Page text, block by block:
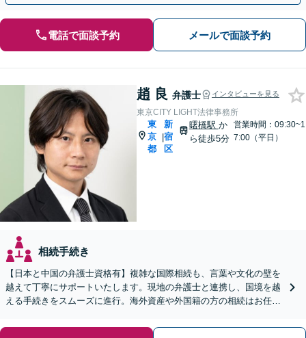
電話で面談予約 メールで面談予約
趙 良 弁護士 インタビューを見る
東京CITY LIGHT法律事務所
東
京
都
|
新
宿
区
曙橋駅 か
ら徒歩5分
営業時間：09:30~1
7:00（平日）
相続手続き
【日本と中国の弁護士資格有】複雑な国際相続も、言葉や文化の壁を
越えて丁寧にサポートいたします。現地の弁護士と連携し、国境を越
える手続きをスムーズに進行。海外資産や外国籍の方の相続はお任せ